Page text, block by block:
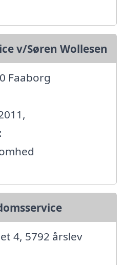
v/Søren Wollesen
Faaborg
4, 5792 årslev